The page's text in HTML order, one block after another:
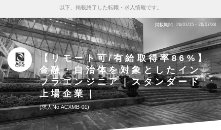
以下、掲載終了した転職・求人情報です。
掲載期間 26/07/15～26/07/28
【リモート可/有給取得率86%】
金融・自治体を対象としたイン
フラエンジニア｜スタンダード
上場企業｜
求人No.ACXMB-01